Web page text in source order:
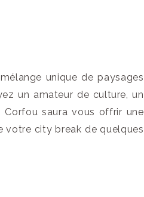
unique de paysages
un amateur de culture, un
Corfou saura vous offrir une
votre city break de quelques